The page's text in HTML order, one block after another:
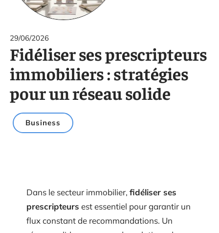
29/06/2026
Fidéliser ses prescripteurs
immobiliers : stratégies
pour un réseau solide
Business
Dans le secteur immobilier, fidéliser ses
prescripteurs est essentiel pour garantir un
flux constant de recommandations. Un